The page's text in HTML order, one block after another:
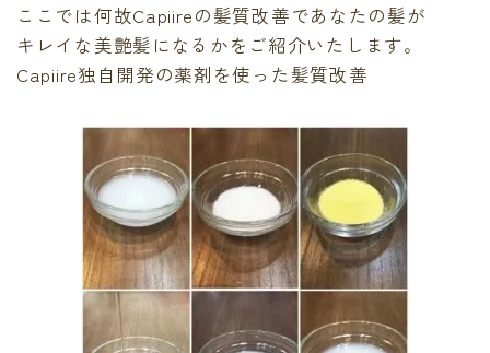
ここでは何故Capiireの髪質改善であなたの髪が
キレイな美艶髪になるかをご紹介いたします。
Capiire独自開発の薬剤を使った髪質改善